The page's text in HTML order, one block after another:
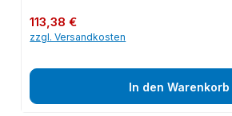
Regulärer Preis:
113,38 €
zzgl. Versandkosten
In den Warenkorb